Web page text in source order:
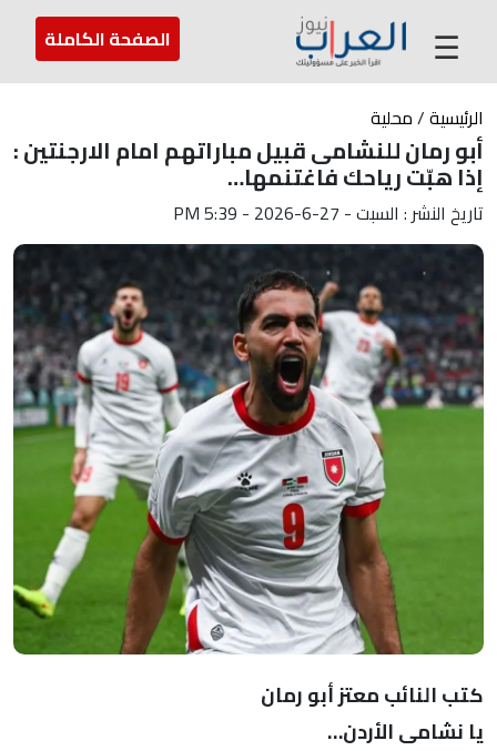
عن العراب ارسل لنا ☰ الصفحة الكاملة
الرئيسية/محلية
أبو رمان للنشامى قبيل مباراتهم امام الارجنتين :
إذا هبّت رياحك فاغتنمها…
تاريخ النشر : السبت - 27-6-2026 - 5:39 PM
كتب النائب معتز أبو رمان
يا نشامى الأردن…